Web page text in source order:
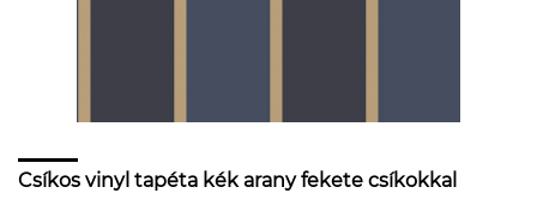
Csíkos vinyl tapéta kék arany fekete csíkokkal